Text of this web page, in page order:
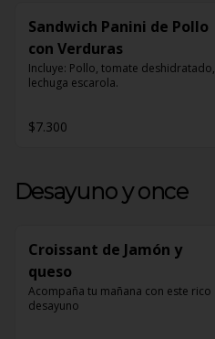
Sandwich Panini de Pollo
con Verduras
Incluye: Pollo, tomate deshidratado,
lechuga escarola.
$7.300
Desayuno y once
Croissant de Jamón y
queso
Acompaña tu mañana con este rico
desayuno